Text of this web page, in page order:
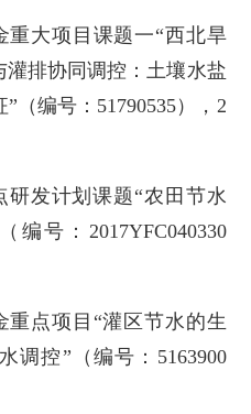
重大项目课题一“西北旱
灌排协同调控：土壤水盐
（编号：51790535），2
研发计划课题“农田节水
号：2017YFC040330
重点项目“灌区节水的生
调控”（编号：5163900